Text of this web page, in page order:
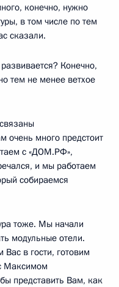
конечно, нужно
в том числе по тем
сказали.
Конечно,
тем не менее ветхое
очень много предстоит
с «ДОМ.РФ»,
и мы работаем
собираемся
тоже. Мы начали
модульные отели.
в гости, готовим
Максимом
представить Вам, как